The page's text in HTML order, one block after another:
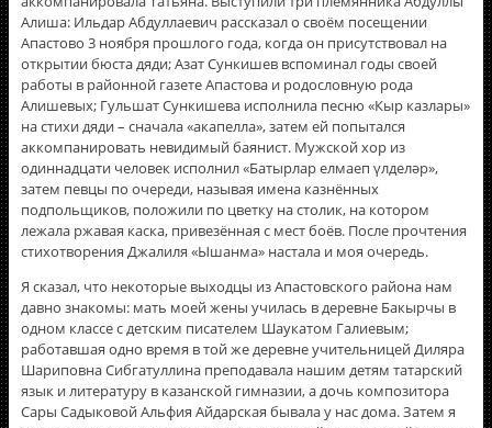
Алиша: Ильдар Абдуллаевич рассказал о своём посещении
Апастово 3 ноября прошлого года, когда он присутствовал на
открытии бюста дяди; Азат Сункишев вспоминал годы своей
работы в районной газете Апастова и родословную рода
Алишевых; Гульшат Сункишева исполнила песню «Кыр казлары»
на стихи дяди – сначала «акапелла», затем ей попытался
аккомпанировать невидимый баянист. Мужской хор из
одиннадцати человек исполнил «Батырлар елмаеп үлделәр»,
затем певцы по очереди, называя имена казнённых
подпольщиков, положили по цветку на столик, на котором
лежала ржавая каска, привезённая с мест боёв. После прочтения
стихотворения Джалиля «Ышанма» настала и моя очередь.
Я сказал, что некоторые выходцы из Апастовского района нам
давно знакомы: мать моей жены училась в деревне Бакырчы в
одном классе с детским писателем Шаукатом Галиевым;
работавшая одно время в той же деревне учительницей Диляра
Шариповна Сибгатуллина преподавала нашим детям татарский
язык и литературу в казанской гимназии, а дочь композитора
Сары Садыковой Альфия Айдарская бывала у нас дома. Затем я